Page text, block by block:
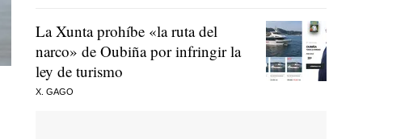
La Xunta prohíbe «la ruta del
narco» de Oubiña por infringir la
ley de turismo
X. GAGO